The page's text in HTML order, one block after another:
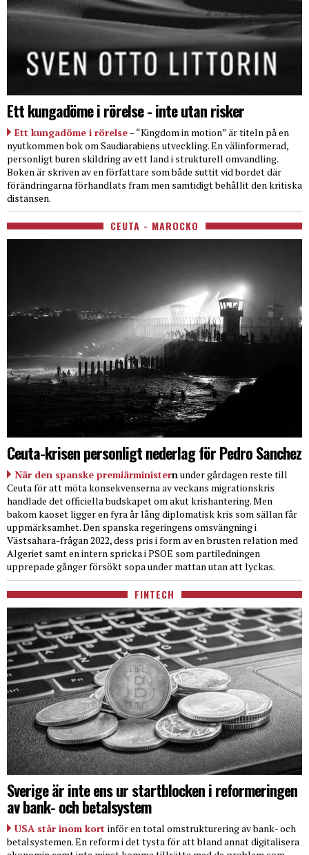
Ett kungadöme i rörelse - inte utan risker
Ett kungadöme i rörelse– “Kingdom in motion” är titeln på en
nyutkommen bok om Saudiarabiens utveckling. En välinformerad,
personligt buren skildring av ett land i strukturell omvandling.
Boken är skriven av en författare som både suttit vid bordet där
förändringarna förhandlats fram men samtidigt behållit den kritiska
distansen.
CEUTA - MAROCKO
Ceuta-krisen personligt nederlag för Pedro Sanchez
När den spanske premiärministernunder gårdagen reste till
Ceuta för att möta konsekvenserna av veckans migrationskris
handlade det officiella budskapet om akut krishantering. Men
bakom kaoset ligger en fyra år lång diplomatisk kris som sällan får
uppmärksamhet. Den spanska regeringens omsvängning i
Västsahara-frågan 2022, dess pris i form av en brusten relation med
Algeriet samt en intern spricka i PSOE som partiledningen
upprepade gånger försökt sopa under mattan utan att lyckas.
FINTECH
Sverige är inte ens ur startblocken i reformeringen
av bank- och betalsystem
USA står inom kort inför en total omstrukturering av bank- och
betalsystemen. En reform i det tysta för att bland annat digitalisera